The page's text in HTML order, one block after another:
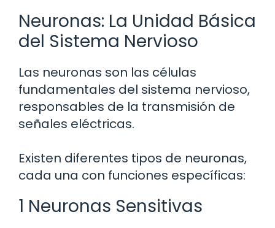
Neuronas: La Unidad Básica
del Sistema Nervioso
Las neuronas son las células
fundamentales del sistema nervioso,
responsables de la transmisión de
señales eléctricas.
Existen diferentes tipos de neuronas,
cada una con funciones específicas:
1 Neuronas Sensitivas